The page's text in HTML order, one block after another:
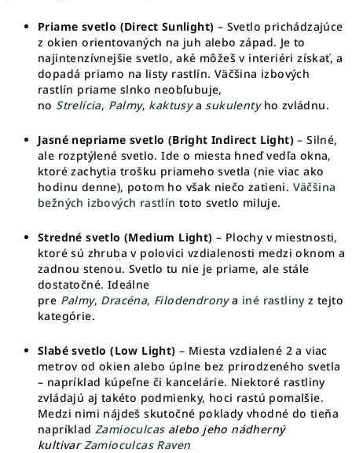
Priame svetlo (Direct Sunlight) – Svetlo prichádzajúce
z okien orientovaných na juh alebo západ. Je to
najintenzívnejšie svetlo, aké môžeš v interiéri získať, a
dopadá priamo na listy rastlín. Väčšina izbových
rastlín priame slnko neobľubuje,
no Strelícia, Palmy, kaktusy a sukulenty ho zvládnu.
Jasné nepriame svetlo (Bright Indirect Light) – Silné,
ale rozptýlené svetlo. Ide o miesta hneď vedľa okna,
ktoré zachytia trošku priameho svetla (nie viac ako
hodinu denne), potom ho však niečo zatieni. Väčšina
bežných izbových rastlín toto svetlo miluje.
Stredné svetlo (Medium Light) – Plochy v miestnosti,
ktoré sú zhruba v polovici vzdialenosti medzi oknom a
zadnou stenou. Svetlo tu nie je priame, ale stále
dostatočné. Ideálne
pre Palmy, Dracéna, Filodendrony a iné rastliny z tejto
kategórie.
Slabé svetlo (Low Light) – Miesta vzdialené 2 a viac
metrov od okien alebo úplne bez prirodzeného svetla
– napríklad kúpeľne či kancelárie. Niektoré rastliny
zvládajú aj takéto podmienky, hoci rastú pomalšie.
Medzi nimi nájdeš skutočné poklady vhodné do tieňa
napríklad Zamioculcas alebo jeho nádherný
kultivar Zamioculcas Raven